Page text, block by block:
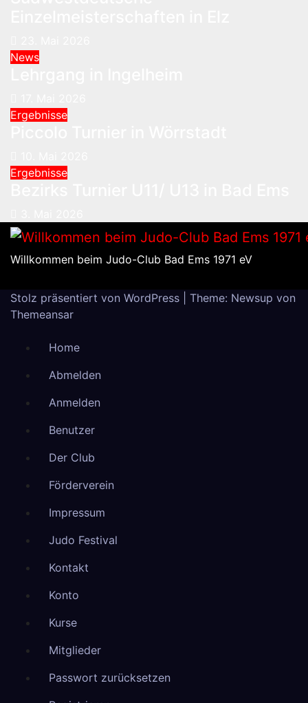
News
Ergebnisse
Ergebnisse
Willkommen beim Judo-Club Bad Ems 1971 eV
Stolz präsentiert von WordPress
Theme: Newsup von
Themeansar
Home
Abmelden
Anmelden
Benutzer
Der Club
Förderverein
Impressum
Judo Festival
Kontakt
Konto
Kurse
Mitglieder
Passwort zurücksetzen